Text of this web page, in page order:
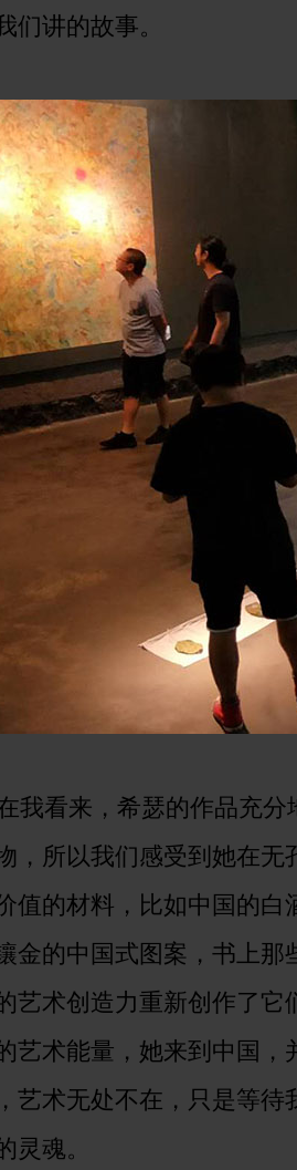
们讲的故事。
我看来，希瑟的作品充
，所以我们感受到她在
值的材料，比如中国的
金的中国式图案，书上那
艺术创造力重新创作了它
艺术能量，她来到中国
艺术无处不在，只是等
灵魂。